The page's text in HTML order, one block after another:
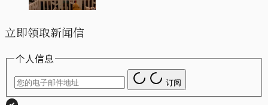
立即领取新闻信
个人信息
订阅